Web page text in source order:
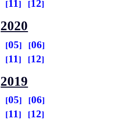
11 12
2020
05
06
11 12
2019
05
06
11 12